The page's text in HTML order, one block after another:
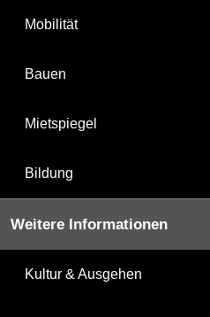
Mobilität
Bauen
Mietspiegel
Bildung
Weitere Informationen
Kultur & Ausgehen